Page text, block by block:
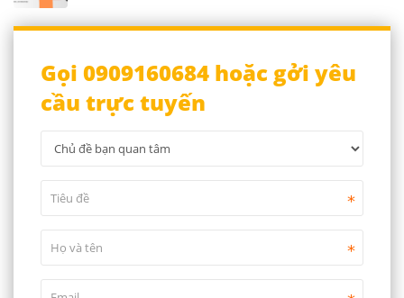
Gọi 0909160684 hoặc gởi yêu
cầu trực tuyến